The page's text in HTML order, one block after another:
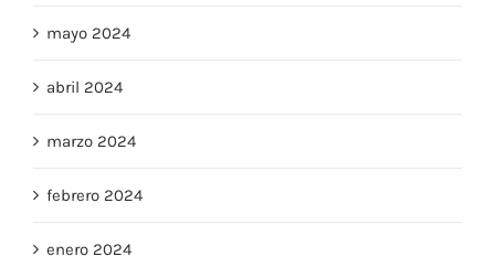
mayo 2024
abril 2024
marzo 2024
febrero 2024
enero 2024